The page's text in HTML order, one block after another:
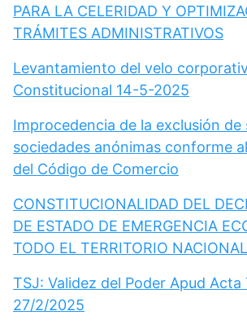
PARA LA CELERIDAD Y
TRÁMITES ADMINISTRATIVOS
Levantamiento del velo
Constitucional 14-5-2025
Improcedencia de la exclusión de
sociedades anónimas conforme
del Código de Comercio
CONSTITUCIONALIDAD DEL
DE ESTADO DE EMERGENCIA
TODO EL TERRITORIO
TSJ: Validez del Poder Apud Acta
27/2/2025